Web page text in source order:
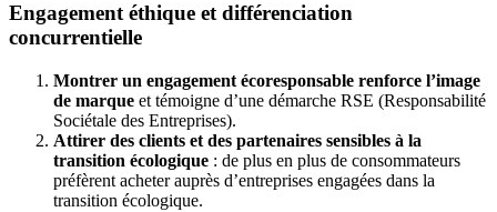
Engagement éthique et différenciation
concurrentielle
Montrer un engagement écoresponsable renforce l’image
de marque et témoigne d’une démarche RSE (Responsabilité
Sociétale des Entreprises).
Attirer des clients et des partenaires sensibles à la
transition écologique : de plus en plus de consommateurs
préfèrent acheter auprès d’entreprises engagées dans la
transition écologique.